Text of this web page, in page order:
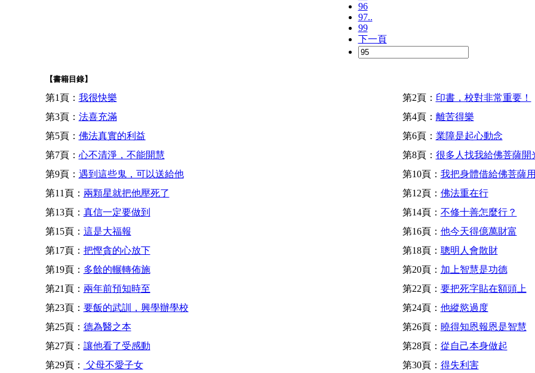
96
97..
99
下一頁
【書籍目錄】
第1頁： 我很快樂 第2頁： 印書，校對非常重要！
第3頁： 法喜充滿 第4頁： 離苦得樂
第5頁： 佛法真實的利益 第6頁： 業障是起心動念
第7頁： 心不清淨，不能開慧 第8頁： 很多人找我給佛菩薩開
第9頁： 遇到這些鬼，可以送給他 第10頁： 我把身體借給佛菩薩
第11頁： 兩顆星就把他壓死了 第12頁： 佛法重在行
第13頁： 真信一定要做到 第14頁： 不修十善怎麼行？
第15頁： 這是大福報 第16頁： 他今天得億萬財富
第17頁： 把慳貪的心放下 第18頁： 聰明人會散財
第19頁： 多餘的輾轉佈施 第20頁： 加上智慧是功德
第21頁： 兩年前預知時至 第22頁： 要把死字貼在額頭上
第23頁： 要飯的武訓，興學辦學校 第24頁： 他縱慾過度
第25頁： 德為醫之本 第26頁： 曉得知恩報恩是智慧
第27頁： 讓他看了受感動 第28頁： 從自己本身做起
第29頁：
父母不愛子女 第30頁： 得失利害